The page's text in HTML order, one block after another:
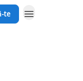
te